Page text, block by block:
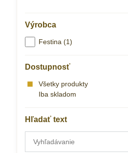
Výrobca
Festina (1)
Dostupnosť
Všetky produkty
Iba skladom
Hľadať text
výsledky